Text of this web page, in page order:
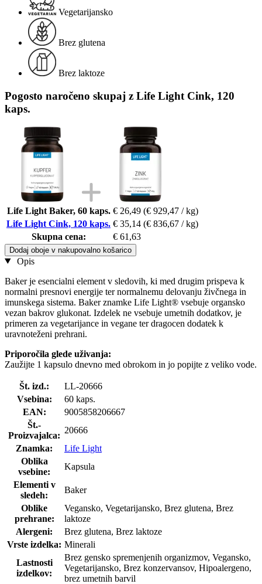
Vegetarijansko
Brez glutena
Brez laktoze
Pogosto naročeno skupaj z Life Light Cink, 120
kaps.
Life Light Baker, 60 kaps. € 26,49 (€ 929,47 / kg)
Life Light Cink, 120 kaps. € 35,14 (€ 836,67 / kg)
Skupna cena:
€ 61,63
Dodaj oboje v nakupovalno košarico
Opis
Baker je esencialni element v sledovih, ki med drugim prispeva k
normalni presnovi energije ter normalnemu delovanju živčnega in
imunskega sistema. Baker znamke Life Light® vsebuje organsko
vezan bakrov glukonat. Izdelek ne vsebuje umetnih dodatkov, je
primeren za vegetarijance in vegane ter dragocen dodatek k
uravnoteženi prehrani.
Priporočila glede uživanja:
Zaužijte 1 kapsulo dnevno med obrokom in jo popijte z veliko vode.
Št. izd.:
LL-20666
Vsebina:
60 kaps.
EAN:
9005858206667
Št.-
Proizvajalca:
20666
Znamka:
Life Light
Oblika
vsebine:
Kapsula
Elementi v
sledeh:
Baker
Oblike
prehrane:
Vegansko, Vegetarijansko, Brez glutena, Brez
laktoze
Alergeni:
Brez glutena, Brez laktoze
Vrste izdelka: Minerali
Lastnosti
izdelkov:
Brez gensko spremenjenih organizmov, Vegansko,
Vegetarijansko, Brez konzervansov, Hipoalergeno,
brez umetnih barvil